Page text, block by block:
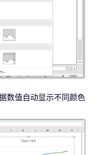
数值自动显示不同颜色